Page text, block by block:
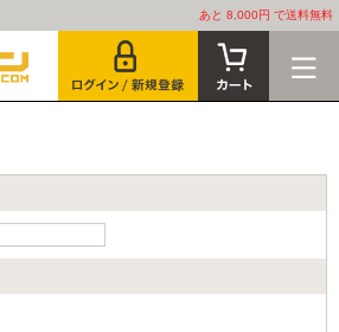
あと 8,000円 で送料無料